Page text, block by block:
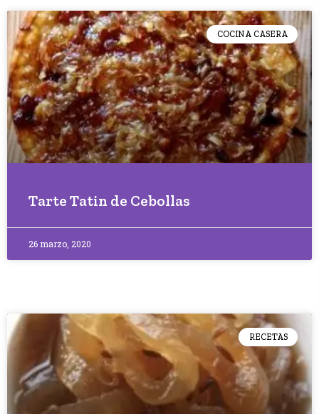
COCINA CASERA
Tarte Tatin de Cebollas
26 marzo, 2020
RECETAS